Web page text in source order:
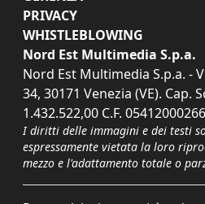
PRIVACY
WHISTLEBLOWING
Nord Est Multimedia S.p.a.
Nord Est Multimedia S.p.a. -
34, 30171 Venezia (VE). Cap.
1.432.522,00 C.F.
I diritti delle immagini e dei testi
espressamente vietata la loro
mezzo e l'adattamento totale o